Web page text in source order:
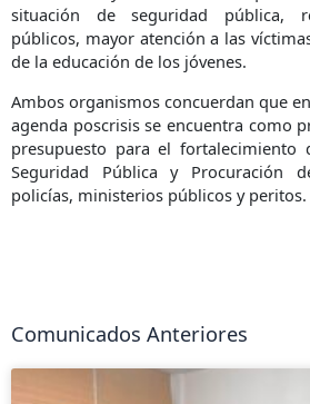
situación de seguridad pública,
públicos, mayor atención a las
de la educación de los jóvenes.
Ambos organismos concuerdan que
agenda poscrisis se encuentra como
presupuesto para el fortalecimiento
Seguridad Pública y Procuración
policías, ministerios públicos y peritos.
Comunicados Anteriores